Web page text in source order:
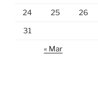
24 25 26
31
« Mar